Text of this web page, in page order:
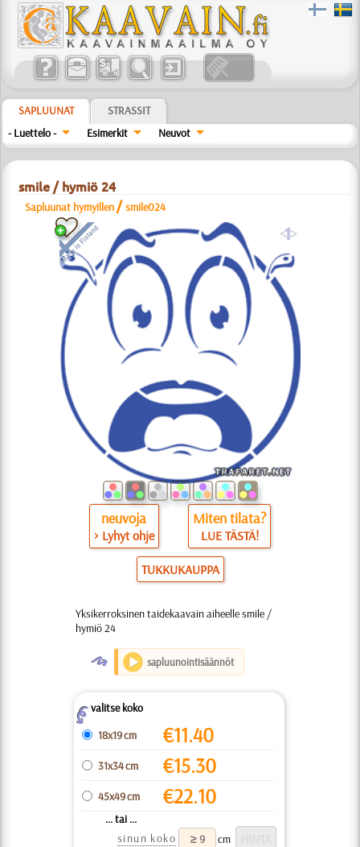
SAPLUUNAT
STRASSIT
- Luettelo -
Esimerkit Neuvot
smile / hymiö 24
Sapluunat hymyillen /smile024
a
neuvoja
> Lyhyt ohje
Miten tilata?
LUE TÄSTÄ!
TUKKUKAUPPA
Yksikerroksinen taidekaavain aiheelle smile /
hymiö 24
O sapluunointisäännöt
Zvalitse koko
18x19 cm
€11.40
31x34 cm €15.30
45x49 cm €22.10
... tai ...
sinun koko
cm